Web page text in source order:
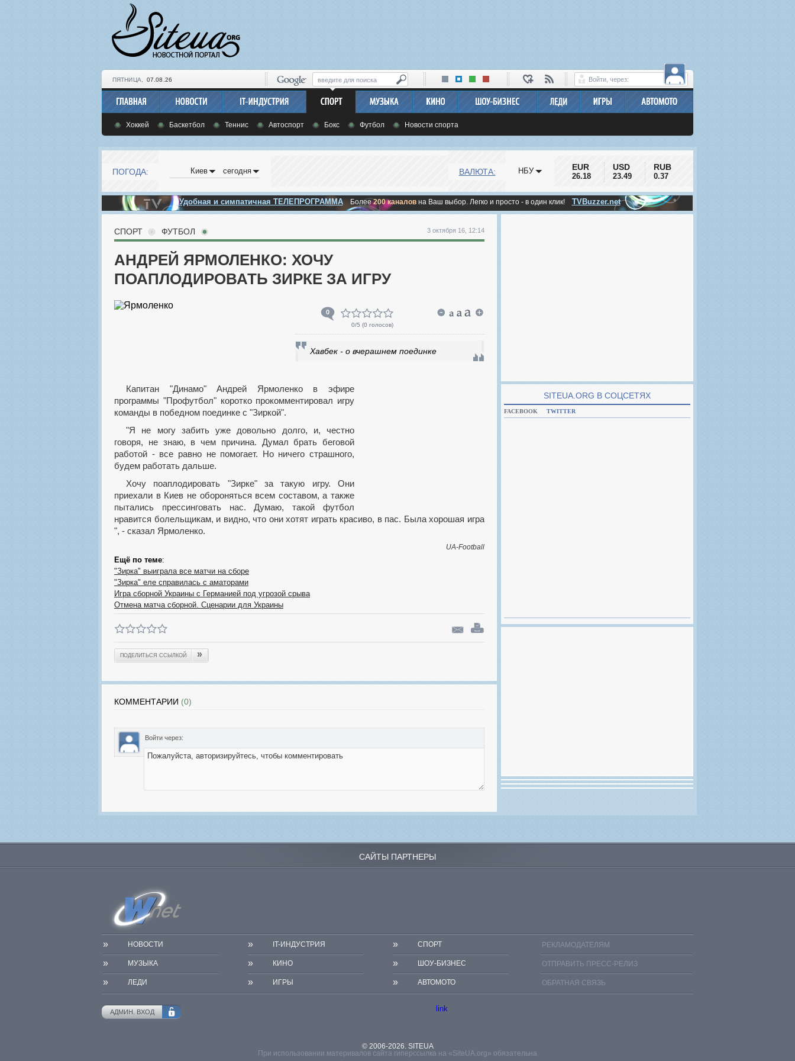
ПЯТНИЦА, 07.08.26 Войти, через:
Хоккей Баскетбол Теннис Автоспорт Бокс Футбол Новости спорта
ПОГОДА: Киев сегодня ВАЛЮТА: НБУ EUR
26.18
USD
23.49
RUB
0.37
Удобная и симпатичная ТЕЛЕПРОГРАММА Более200 каналовна Ваш выбор. Легко и просто - в один клик! TVBuzzer.net
СПОРТ ФУТБОЛ 3 октября 16, 12:14
АНДРЕЙ ЯРМОЛЕНКО: ХОЧУ
ПОАПЛОДИРОВАТЬ ЗИРКЕ ЗА ​​ИГРУ
0
0/5 (0 голосов)
Хавбек - о вчерашнем поединке
Капитан "Динамо" Андрей Ярмоленко в эфире
программы "Профутбол" коротко прокомментировал игру
команды в победном поединке с "Зиркой".
"Я не могу забить уже довольно долго, и, честно
говоря, не знаю, в чем причина. Думал брать беговой
работой - все равно не помогает. Но ничего страшного,
будем работать дальше.
Хочу поаплодировать "Зирке" за такую ​​игру. Они
приехали в Киев не обороняться всем составом, а также
пытались прессинговать нас. Думаю, такой футбол
нравится болельщикам, и видно, что они хотят играть красиво, в пас. Была хорошая игра
", - сказал Ярмоленко.
UA-Football
Ещё по теме:
"Зирка" выиграла все матчи на сборе
"Зирка" еле справилась с аматорами
Игра сборной Украины с Германией под угрозой срыва
Отмена матча сборной. Сценарии для Украины
ПОДЕЛИТЬСЯ ССЫЛКОЙ »
КОММЕНТАРИИ (0)
Войти через:
SITEUA.ORG В CОЦСЕТЯХ
FACEBOOK TWITTER
САЙТЫ ПАРТНЕРЫ
» НОВОСТИ » IT-ИНДУСТРИЯ » СПОРТ
» МУЗЫКА » КИНО » ШОУ-БИЗНЕС
» ЛЕДИ » ИГРЫ » АВТОМОТО
РЕКЛАМОДАТЕЛЯМ
ОТПРАВИТЬ ПРЕСС-РЕЛИЗ
ОБРАТНАЯ СВЯЗЬ
АДМИН. ВХОД link
© 2006-2026. SITEUA
При использовании материвалов сайта гиперссылка на «SiteUA.org» обязательна